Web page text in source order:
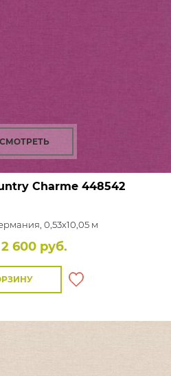
Charme 448542
0,53x10,05 м
2 600 руб.